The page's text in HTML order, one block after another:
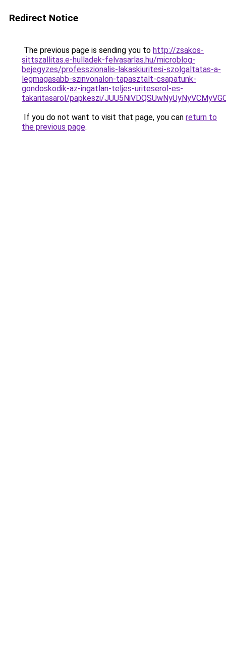
Redirect Notice
The previous page is sending you to http://zsakos-
sittszallitas.e-hulladek-felvasarlas.hu/microblog-
bejegyzes/professzionalis-lakaskiuritesi-szolgaltatas-a-
legmagasabb-szinvonalon-tapasztalt-csapatunk-
gondoskodik-az-ingatlan-teljes-uriteserol-es-
takaritasarol/papkeszi/
If you do not want to visit that page, you can return to
the previous page.